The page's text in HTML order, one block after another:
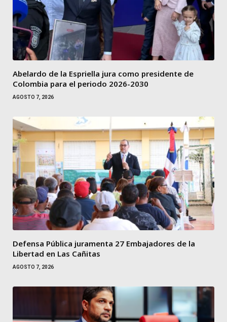
Abelardo de la Espriella jura como presidente de
Colombia para el periodo 2026-2030
AGOSTO 7, 2026
Defensa Pública juramenta 27 Embajadores de la
Libertad en Las Cañitas
AGOSTO 7, 2026